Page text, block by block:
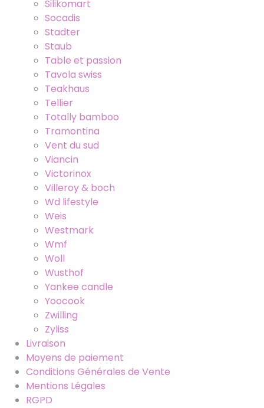
Silikomart
Socadis
Stadter
Staub
Table et passion
Tavola swiss
Teakhaus
Tellier
Totally bamboo
Tramontina
Vent du sud
Viancin
Victorinox
Villeroy & boch
Wd lifestyle
Weis
Westmark
Wmf
Woll
Wusthof
Yankee candle
Yoocook
Zwilling
Zyliss
Livraison
Moyens de paiement
Conditions Générales de Vente
Mentions Légales
RGPD